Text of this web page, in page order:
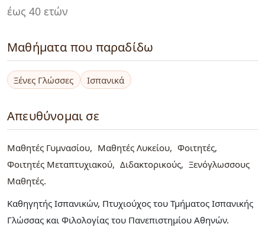
έως 40 ετών
Μαθήματα που παραδίδω
Ξένες Γλώσσες Ισπανικά
Απευθύνομαι σε
Μαθητές Γυμνασίου Μαθητές Λυκείου
Φοιτητές
Φοιτητές Μεταπτυχιακού
Διδακτορικούς
Ξενόγλωσσους
Μαθητές
Καθηγητής Ισπανικών, Πτυχιούχος του Τμήματος Ισπανικής
Γλώσσας και Φιλολογίας του Πανεπιστημίου Αθηνών.